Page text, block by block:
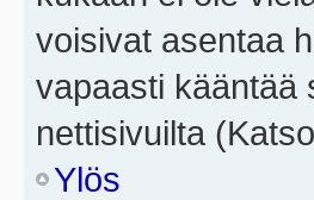
voisivat asentaa
vapaasti kääntää
nettisivuilta
Ylös